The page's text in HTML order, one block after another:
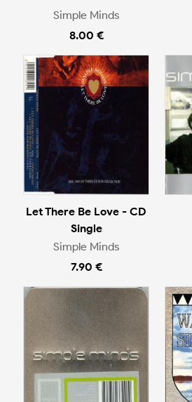
Simple Minds
8.00 €
Let There Be Love - CD
Single
Simple Minds
7.90 €